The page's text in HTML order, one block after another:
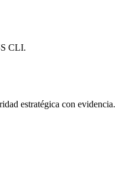
CLI.
estratégica con evidencia.